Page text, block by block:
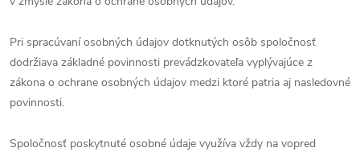
Pri spracúvaní osobných údajov dotknutých osôb spoločnosť
dodržiava základné povinnosti prevádzkovateľa vyplývajúce z
zákona o ochrane osobných údajov medzi ktoré patria aj nasledovné
povinnosti.
Spoločnosť poskytnuté osobné údaje využíva vždy na vopred